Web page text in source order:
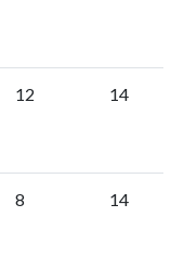
12 14
8 14